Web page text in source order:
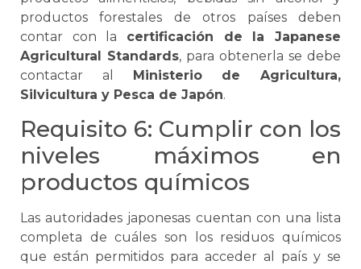
productos forestales de otros países deben
contar con la certificación de la Japanese
Agricultural Standards, para obtenerla se debe
contactar al Ministerio de Agricultura,
Silvicultura y Pesca de Japón.
Requisito 6: Cumplir con los
niveles máximos en
productos químicos
Las autoridades japonesas cuentan con una lista
completa de cuáles son los residuos químicos
que están permitidos para acceder al país y se